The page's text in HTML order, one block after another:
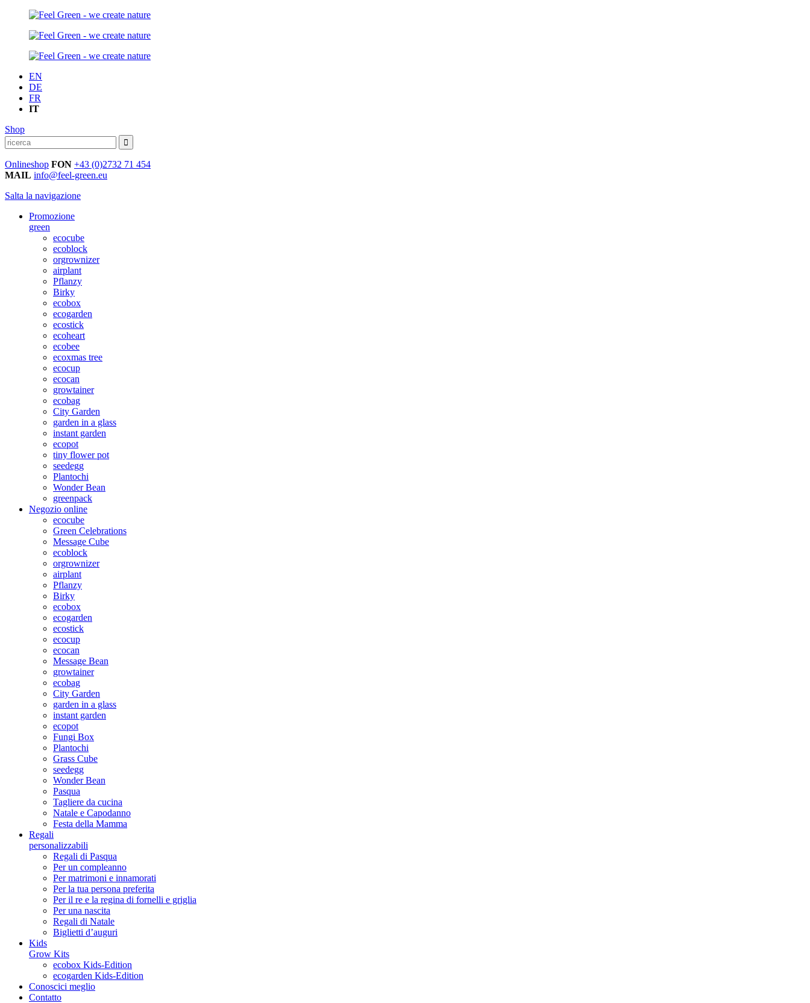
EN
DE
FR
IT
Shop
Onlineshop FON +43 (0)2732 71 454
MAIL info@feel-green.eu
Salta la navigazione
Promozione
green
ecocube
ecoblock
orgrownizer
airplant
Pflanzy
Birky
ecobox
ecogarden
ecostick
ecoheart
ecobee
ecoxmas tree
ecocup
ecocan
growtainer
ecobag
City Garden
garden in a glass
instant garden
ecopot
tiny flower pot
seedegg
Plantochi
Wonder Bean
greenpack
Negozio online
ecocube
Green Celebrations
Message Cube
ecoblock
orgrownizer
airplant
Pflanzy
Birky
ecobox
ecogarden
ecostick
ecocup
ecocan
Message Bean
growtainer
ecobag
City Garden
garden in a glass
instant garden
ecopot
Fungi Box
Plantochi
Grass Cube
seedegg
Wonder Bean
Pasqua
Tagliere da cucina
Natale e Capodanno
Festa della Mamma
Regali
personalizzabili
Regali di Pasqua
Per un compleanno
Per matrimoni e innamorati
Per la tua persona preferita
Per il re e la regina di fornelli e griglia
Per una nascita
Regali di Natale
Biglietti d’auguri
Kids
Grow Kits
ecobox Kids-Edition
ecogarden Kids-Edition
Conoscici meglio
Contatto